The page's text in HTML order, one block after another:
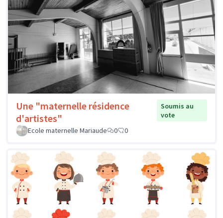
Une "maternelle résidence
d'artistes"
Soumis au
vote
Ecole maternelle Mariaude
0 0